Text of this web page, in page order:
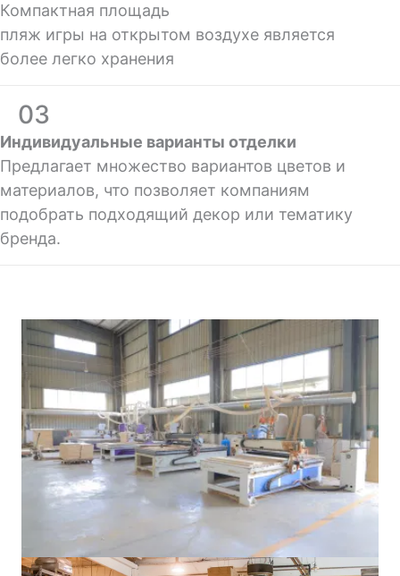
Компактная площадь
пляж игры на открытом воздухе является
более легко хранения
03
Индивидуальные варианты отделки
Предлагает множество вариантов цветов и
материалов, что позволяет компаниям
подобрать подходящий декор или тематику
бренда.